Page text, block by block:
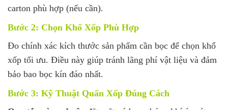
carton phù hợp (nếu cần).
Bước 2: Chọn Khổ Xốp Phù Hợp
Đo chính xác kích thước sản phẩm cần bọc để chọn khổ
xốp tối ưu. Điều này giúp tránh lãng phí vật liệu và đảm
bảo bao bọc kín đáo nhất.
Bước 3: Kỹ Thuật Quấn Xốp Đúng Cách